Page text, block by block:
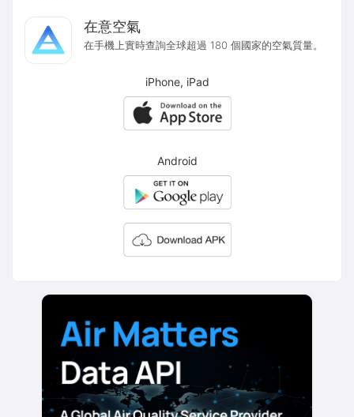
在意空氣
在手機上實時查詢全球超過 180 個國家的空氣質量。
iPhone, iPad
Android